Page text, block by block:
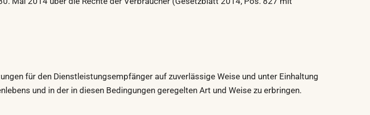
für den Dienstleistungsempfänger auf zuverlässige Weise und unter Einhaltung
und in der in diesen Bedingungen geregelten Art und Weise zu erbringen.